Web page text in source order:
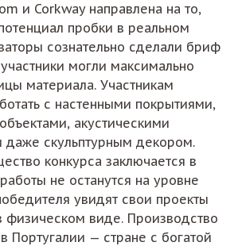
и Corkway направлена на то,
пробки в реальном
сознательно сделали бриф
могли максимально
материала. Участникам
с настенными покрытиями,
акустическими
даже скульптурным декором.
конкурса заключается в
не останутся на уровне
увидят свои проекты
виде. Производство
Португалии — стране с богатой